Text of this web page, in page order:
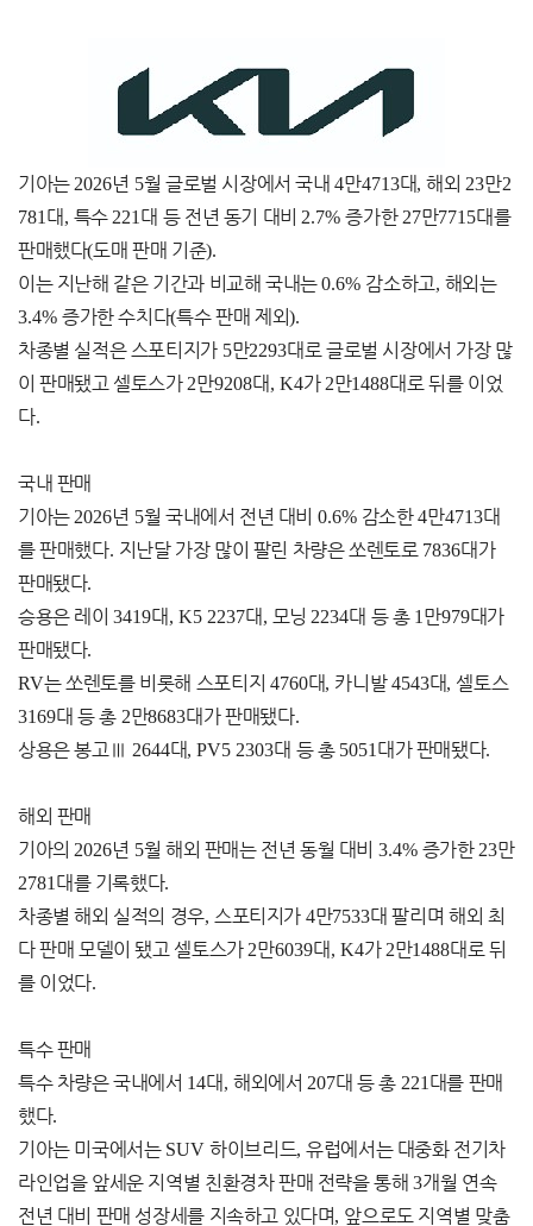
기아는2026년 5월 글로벌 시장에서 국내4만4713대,해외23만2
781 대, 특수221 대 등 전년 동기 대비2.7%증가한 27만7715대를
판매했다(도매 판매 기준).
이는 지난해 같은 기간과 비교해 국내는0.6% 감소하고, 해외는
3.4% 증가한 수치다(특수 판매 제외).
차종별 실적은 스포티지가 5만2293대로 글로벌 시장에서 가장 많
이 판매됐고 셀토스가2만9208대, K4가 2만1488대로 뒤를 이었
다.
국내 판매
기아는2026년 5월 국내에서 전년 대비 0.6% 감소한4만4713대
를 판매했다. 지난달 가장 많이 팔린 차량은 쏘렌토로 7836대가
판매됐다.
승용은 레이3419대, K5 2237대, 모닝2234대 등 총 1 만979대가
판매됐다.
RV는 쏘렌토를 비롯해 스포티지 4760대, 카니발4543대, 셀토스
3169대 등 총 2만8683대가 판매됐다.
상용은 봉고Ⅲ 2644대, PV5 2303대 등 총 5051 대가 판매됐다.
해외 판매
기아의2026년 5월 해외 판매는 전년 동월 대비 3.4% 증가한23만
2781 대를 기록했다.
차종별 해외 실적의 경우, 스포티지가 4만7533대 팔리며 해외 최
다 판매 모델이 됐고 셀토스가2만6039대, K4가 2만1488대로 뒤
를 이었다.
특수 판매
특수 차량은 국내에서 14대, 해외에서207대 등 총 221 대를 판매
했다.
기아는 미국에서는 SUV하이브리드,유럽에서는 대중화 전기차
라인업을 앞세운 지역별 친환경차 판매 전략을 통해3개월 연속
전년 대비 판매 성장세를 지속하고 있다며, 앞으로도 지역별 맞춤